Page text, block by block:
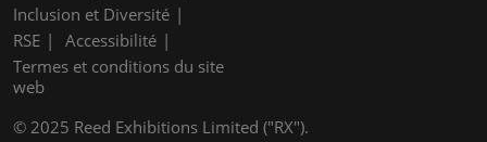
Inclusion et Diversité
RSE
Accessibilité
Termes et conditions du site
web
© 2025 Reed Exhibitions Limited ("RX").